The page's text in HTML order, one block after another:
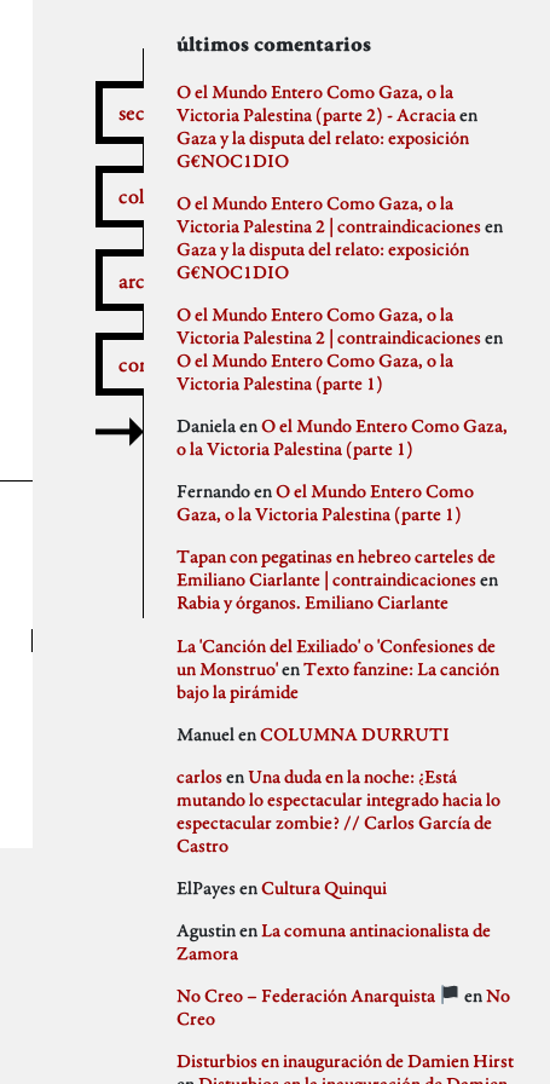
secciones
colaboradores
archivos
comentarios
secciones
¿Qué pasa aquí?
Autobombo
Critica a la crítica
Delincuentes
Difusión
Idioteces
Memoria Histórica
Sin categoría
archivos
febrero 2026
enero 2026
diciembre 2025
noviembre 2025
septiembre 2023
julio 2023
febrero 2023
junio 2022
abril 2022
marzo 2022
mayo 2021
abril 2021
enero 2021
diciembre 2020
noviembre 2020
octubre 2020
septiembre 2020
agosto 2020
julio 2020
junio 2020
mayo 2020
abril 2020
marzo 2020
febrero 2020
diciembre 2019
octubre 2019
septiembre 2019
julio 2019
junio 2019
abril 2019
febrero 2019
enero 2019
diciembre 2018
noviembre 2018
octubre 2018
septiembre 2018
autores
aitor
Anna Antselovich
Anti Ochoa
Archivo De Castro
claudia
Claudio Gallo
Daniel
Democracia
elenapedrosa
Germano Paris
Gus-Man
Iren Txus
Jose A. Miranda
Julian Vidal
monica
Noaz
Pablo
PSJM
Queen of the Bongo
Ruben Santiago
Santi Ochoa
Seccion Madrid
tipo gris
últimos comentarios
O el Mundo Entero Como Gaza, o la
Victoria Palestina (parte 2) - Acracia en
Gaza y la disputa del relato: exposición
G€NOC1DIO
O el Mundo Entero Como Gaza, o la
Victoria Palestina 2 | contraindicacionesen
Gaza y la disputa del relato: exposición
G€NOC1DIO
O el Mundo Entero Como Gaza, o la
Victoria Palestina 2 | contraindicacionesen
O el Mundo Entero Como Gaza, o la
Victoria Palestina (parte 1)
DanielaenO el Mundo Entero Como Gaza,
o la Victoria Palestina (parte 1)
FernandoenO el Mundo Entero Como
Gaza, o la Victoria Palestina (parte 1)
Tapan con pegatinas en hebreo carteles de
Emiliano Ciarlante | contraindicacionesen
Rabia y órganos. Emiliano Ciarlante
La 'Canción del Exiliado' o 'Confesiones de
un Monstruo'enTexto fanzine: La canción
bajo la pirámide
Manuel enCOLUMNA DURRUTI
carlosenUna duda en la noche: ¿Está
mutando lo espectacular integrado hacia lo
espectacular zombie? // Carlos García de
Castro
ElPayesenCultura Quinqui
AgustinenLa comuna antinacionalista de
Zamora
No Creo – Federación Anarquista
enNo
Creo
Disturbios en inauguración de Damien Hirst